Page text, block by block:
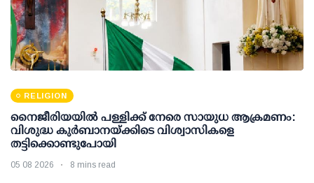
RELIGION
നൈജീരിയയിൽ പള്ളിക്ക് നേരെ സായുധ ആക്രമണം:
വിശുദ്ധ കുർബാനയ്ക്കിടെ വിശ്വാസികളെ
തട്ടിക്കൊണ്ടുപോയി
05 08 2026 8 mins read